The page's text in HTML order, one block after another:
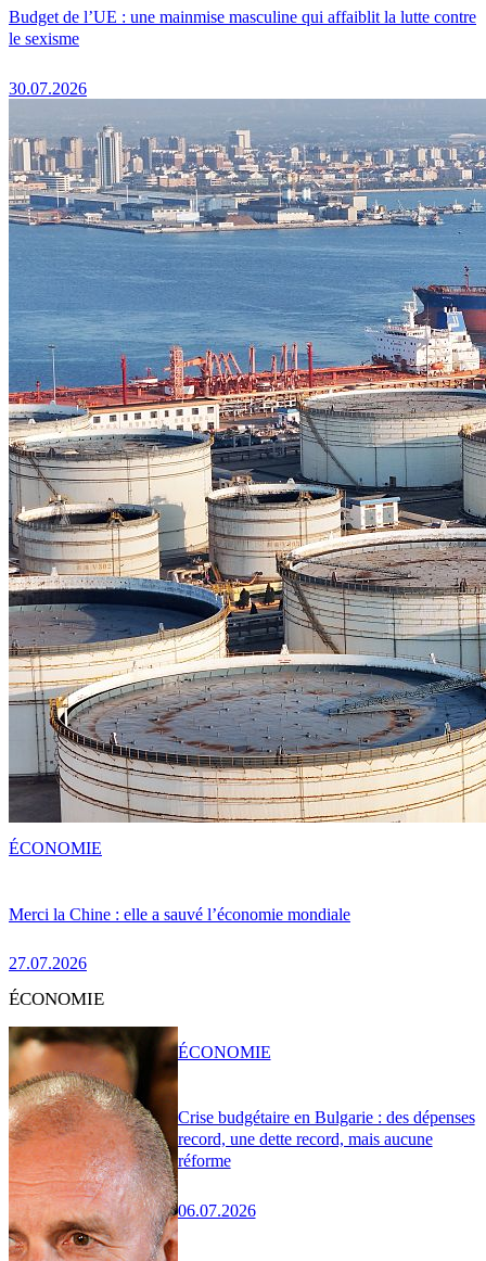
Budget de l’UE : une mainmise masculine qui affaiblit la lutte contre
le sexisme
30.07.2026
Merci la Chine : elle a sauvé l’économie mondiale
27.07.2026
ÉCONOMIE
ÉCONOMIE
Crise budgétaire en Bulgarie : des dépenses
record, une dette record, mais aucune
réforme
06.07.2026
ÉCONOMIE